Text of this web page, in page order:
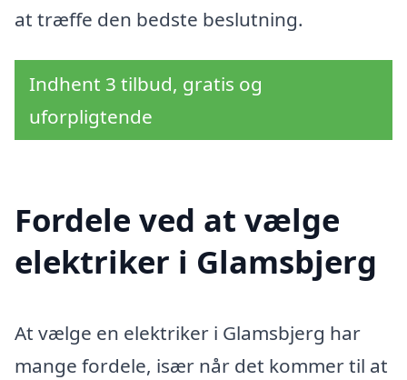
at træffe den bedste beslutning.
Indhent 3 tilbud, gratis og
uforpligtende
Fordele ved at vælge
elektriker i Glamsbjerg
At vælge en elektriker i Glamsbjerg har
mange fordele, især når det kommer til at